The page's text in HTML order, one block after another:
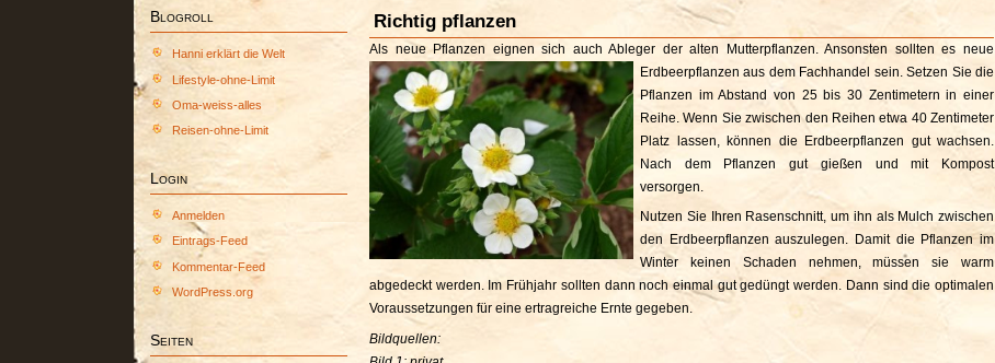
Blogroll
Hanni erklärt die Welt
Lifestyle-ohne-Limit
Oma-weiss-alles
Reisen-ohne-Limit
Login
Anmelden
Eintrags-Feed
Kommentar-Feed
WordPress.org
Seiten
Richtig pflanzen
Als neue Pflanzen eignen sich auch Ableger der alten Mutterpflanzen. Ansonsten sollten es neue
Erdbeerpflanzen aus dem Fachhandel sein.Setzen Sie die
Pflanzen im Abstand von 25 bis 30 Zentimetern in einer
Reihe. Wenn Sie zwischen den Reihen etwa 40 Zentimeter
Platz lassen, können die Erdbeerpflanzen gut wachsen.
Nach dem Pflanzen gut gießen und mit Kompost
versorgen.
Nutzen Sie Ihren Rasenschnitt, um ihn als Mulch zwischen
den Erdbeerpflanzen auszulegen. Damit die Pflanzen im
Winter keinen Schaden nehmen, müssen sie warm
abgedeckt werden. Im Frühjahr sollten dann noch einmal gut gedüngt werden. Dann sind die optimalen
Voraussetzungen für eine ertragreiche Ernte gegeben.
Bildquellen: